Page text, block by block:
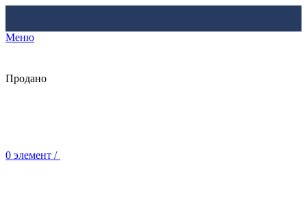
Меню
0 элемент / Br
Продано